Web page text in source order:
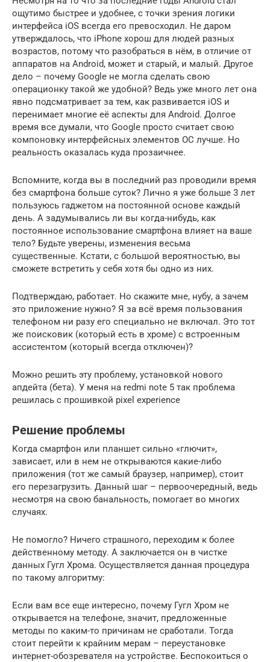
ощутимо быстрее и удобнее, с точки зрения логики
интерфейса iOS всегда его превосходил. Не даром
утверждалось, что iPhone хорош для людей разных
возрастов, потому что разобраться в нём, в отличие от
аппаратов на Android, может и старый, и малый. Другое
дело – почему Google не могла сделать свою
операционку такой же удобной? Ведь уже много лет она
явно подсматривает за тем, как развивается iOS и
перенимает многие её аспекты для Android. Долгое
время все думали, что Google просто считает свою
компоновку интерфейсных элементов ОС лучше. Но
реальность оказалась куда прозаичнее.
Вспомните, когда вы в последний раз проводили время
без смартфона больше суток? Лично я уже больше 3 лет
пользуюсь гаджетом на постоянной основе каждый
день. А задумывались ли вы когда-нибудь, как
постоянное использование смартфона влияет на ваше
тело? Будьте уверены, изменения весьма
существенные. Кстати, с большой вероятностью, вы
сможете встретить у себя хотя бы одно из них.
Подтверждаю, работает. Но скажите мне, нубу, а зачем
это приложение нужно? Я за всё время пользования
телефоном ни разу его специально не включал. Это тот
же поисковик (который есть в хроме) с встроенным
ассистентом (который всегда отключен)?
Можно решить эту проблему, установкой нового
апдейта (бета). У меня на redmi note 5 так проблема
решилась с прошивкой pixel experience
Решение проблемы
Когда смартфон или планшет сильно «глючит»,
зависает, или в нем не открываются какие-либо
приложения (тот же самый браузер, например), стоит
его перезагрузить. Данный шаг – первоочередный, ведь
несмотря на свою банальность, помогает во многих
случаях.
Не помогло? Ничего страшного, переходим к более
действенному методу. А заключается он в чистке
данных Гугл Хрома. Осуществляется данная процедура
по такому алгоритму:
Если вам все еще интересно, почему Гугл Хром не
открывается на телефоне, значит, предложенные
методы по каким-то причинам не сработали. Тогда
стоит перейти к крайним мерам – переустановке
интернет-обозревателя на устройстве. Беспокоиться о